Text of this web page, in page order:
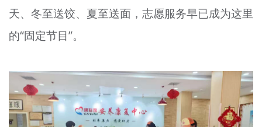
天、冬至送饺、夏至送面，志愿服务早已成为这里
的“固定节目”。